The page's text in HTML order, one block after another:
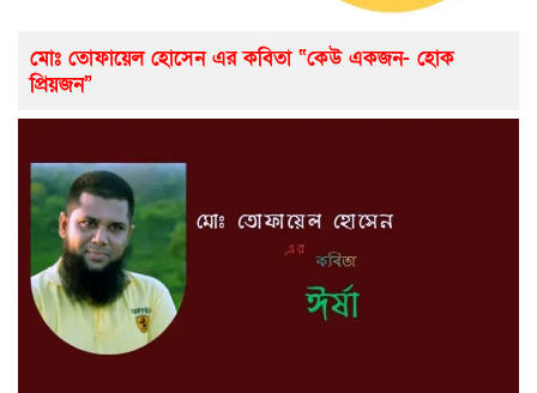
মোঃ তোফায়েল হোসেন এর কবিতা “কেউ একজন- হোক
প্রিয়জন”